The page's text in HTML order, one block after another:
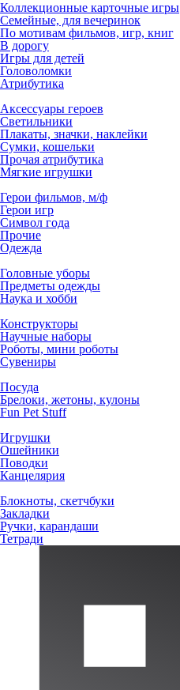
Коллекционные карточные игры
Семейные, для вечеринок
По мотивам фильмов, игр, книг
В дорогу
Игры для детей
Головоломки
Атрибутика
Аксессуары героев
Светильники
Плакаты, значки, наклейки
Сумки, кошельки
Прочая атрибутика
Мягкие игрушки
Герои фильмов, м/ф
Герои игр
Символ года
Прочие
Одежда
Головные уборы
Предметы одежды
Наука и хобби
Конструкторы
Научные наборы
Роботы, мини роботы
Сувениры
Посуда
Брелоки, жетоны, кулоны
Fun Pet Stuff
Игрушки
Ошейники
Поводки
Канцелярия
Блокноты, скетчбуки
Закладки
Ручки, карандаши
Тетради